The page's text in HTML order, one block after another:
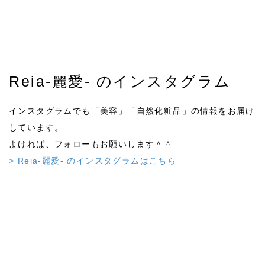
総集編 魅力度アップ!フルメイク
Reia-麗愛- のインスタグラム
インスタグラムでも「美容」「自然化粧品」の情報をお届け
しています。
よければ、フォローもお願いします＾＾
> Reia-麗愛- のインスタグラムはこちら